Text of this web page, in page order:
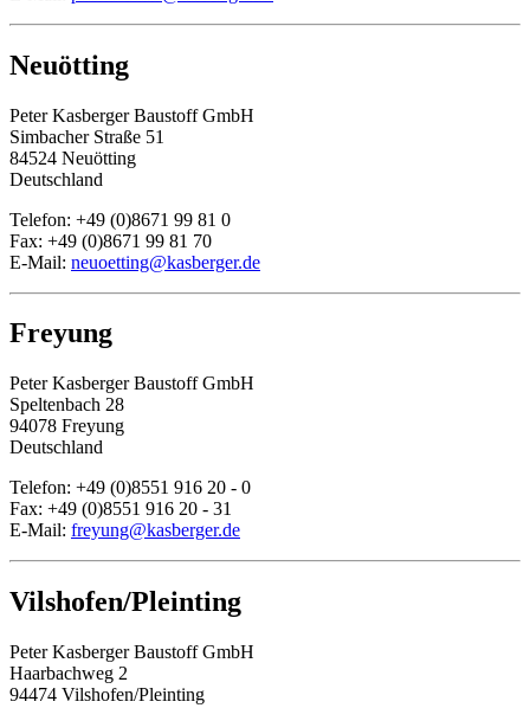
Neuötting
Peter Kasberger Baustoff GmbH
Simbacher Straße 51
84524 Neuötting
Deutschland
Telefon: +49 (0)8671 99 81 0
Fax: +49 (0)8671 99 81 70
E-Mail: neuoetting@kasberger.de
Freyung
Peter Kasberger Baustoff GmbH
Speltenbach 28
94078 Freyung
Deutschland
Telefon: +49 (0)8551 916 20 - 0
Fax: +49 (0)8551 916 20 - 31
E-Mail: freyung@kasberger.de
Vilshofen/Pleinting
Peter Kasberger Baustoff GmbH
Haarbachweg 2
94474 Vilshofen/Pleinting